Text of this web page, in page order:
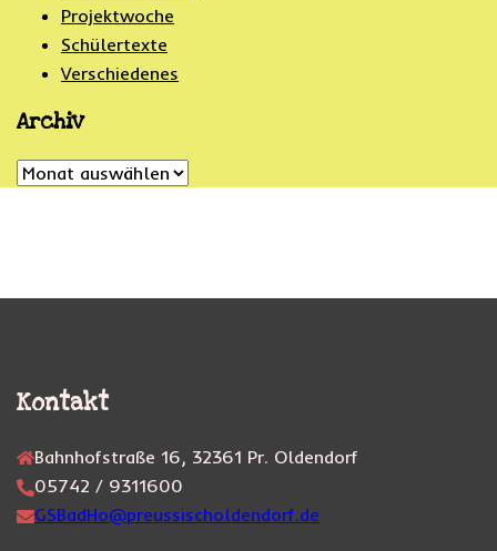
Projektwoche
Schülertexte
Verschiedenes
Archiv
Archiv
Kontakt
Bahnhofstraße 16, 32361 Pr. Oldendorf
05742 / 9311600
GSBadHo@preussischoldendorf.de